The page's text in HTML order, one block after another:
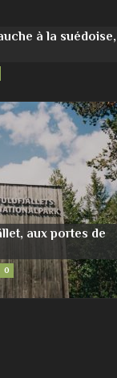
à la suédoise,
aux portes de
0